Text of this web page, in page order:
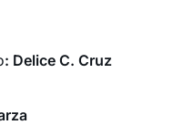
: Delice C. Cruz